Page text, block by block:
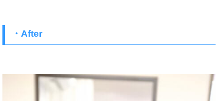
・After